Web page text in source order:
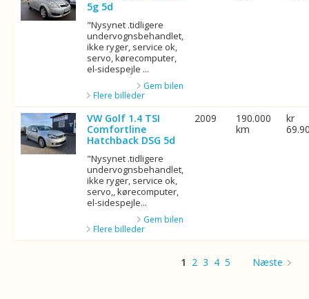
5g 5d
"Nysynet .tidligere
undervognsbehandlet,
ikke ryger, service ok,
servo, kørecomputer,
el-sidespejle ...
Gem bilen
Flere billeder
VW Golf 1.4 TSI
Comfortline
Hatchback DSG 5d
"Nysynet .tidligere
undervognsbehandlet,
ikke ryger, service ok,
servo,, kørecomputer,
el-sidespejle...
Gem bilen
Flere billeder
2009
190.000
km
kr
1 2 3 4 5 Næste